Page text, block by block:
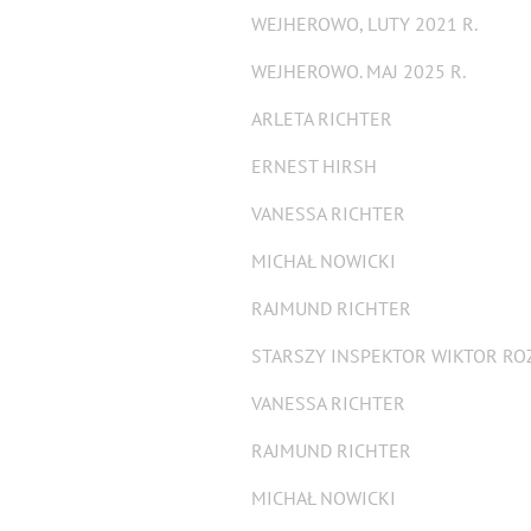
WEJHEROWO, LUTY 2021 R.
WEJHEROWO. MAJ 2025 R.
ARLETA RICHTER
ERNEST HIRSH
VANESSA RICHTER
MICHAŁ NOWICKI
RAJMUND RICHTER
STARSZY INSPEKTOR WIKTOR
VANESSA RICHTER
RAJMUND RICHTER
MICHAŁ NOWICKI